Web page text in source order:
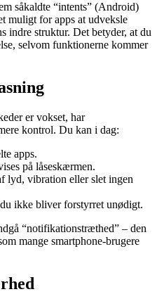
såkaldte “intents” (Android)
muligt for apps at udveksle
indre struktur. Det betyder, at du
selvom funktionerne kommer
er vokset, har
kontrol. Du kan i dag:
apps.
på låseskærmen.
lyd, vibration eller slet ingen
ikke bliver forstyrret unødigt.
“notifikationstræthed” – den
mange smartphone-brugere